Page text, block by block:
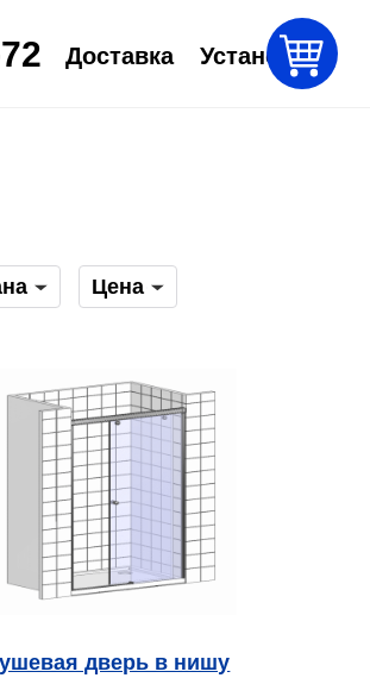
Доставка Установка
Цена
дверь в нишу